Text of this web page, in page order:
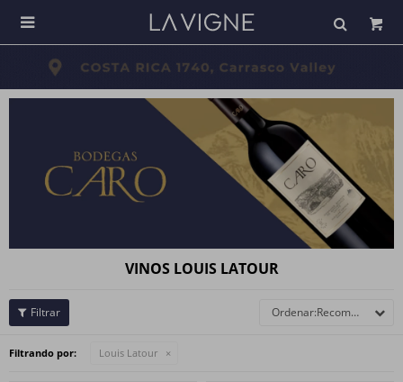

VINOS LOUIS LATOUR
Recomendados
Filtrando por: Louis Latour